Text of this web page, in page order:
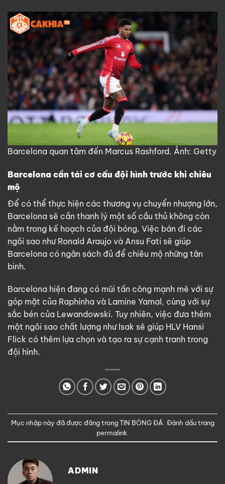
Barcelona quan tâm đến Marcus Rashford. Ảnh: Getty
Barcelona cần tái cơ cấu đội hình trước khi chiêu
mộ
Để có thể thực hiện các thương vụ chuyển nhượng lớn,
Barcelona sẽ cần thanh lý một số cầu thủ không còn
nằm trong kế hoạch của đội bóng. Việc bán đi các
ngôi sao như Ronald Araujo và Ansu Fati sẽ giúp
Barcelona có ngân sách đủ để chiêu mộ những tân
binh.
Barcelona hiện đang có mũi tấn công mạnh mẽ với sự
góp mặt của Raphinha và Lamine Yamal, cùng với sự
sắc bén của Lewandowski. Tuy nhiên, việc đưa thêm
một ngôi sao chất lượng như Isak sẽ giúp HLV Hansi
Flick có thêm lựa chọn và tạo ra sự cạnh tranh trong
đội hình.
Mục nhập này đã được đăng trongTIN BÓNG ĐÁ . Đánh dấu trang
permalink.
ADMIN